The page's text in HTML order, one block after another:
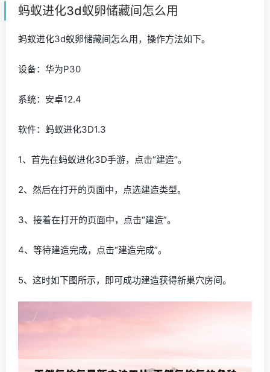
蚂蚁进化3d蚁卵储藏间怎么用
蚂蚁进化3d蚁卵储藏间怎么用，操作方法如下。
设备：华为P30
系统：安卓12.4
软件：蚂蚁进化3D1.3
1、首先在蚂蚁进化3D手游，点击“建造”。
2、然后在打开的页面中，点选建造类型。
3、接着在打开的页面中，点击“建造”。
4、等待建造完成，点击“建造完成”。
5、这时如下图所示，即可成功建造获得新巢穴房间。